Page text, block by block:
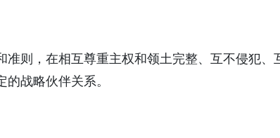
准则，在相互尊重主权和领土完整、互不侵犯
战略伙伴关系。